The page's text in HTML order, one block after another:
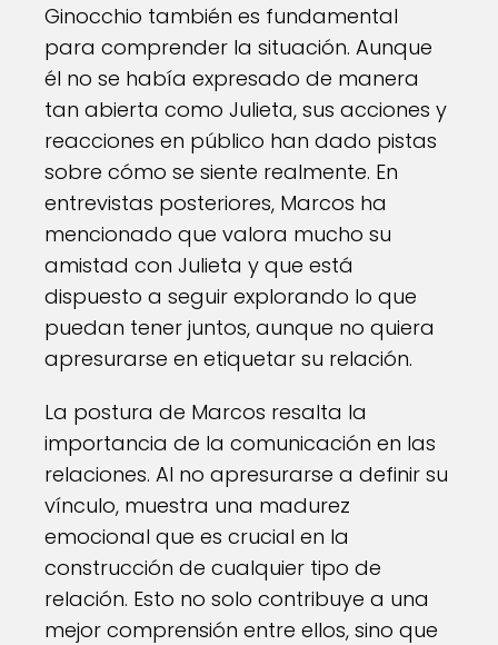
Ginocchio también es fundamental
para comprender la situación. Aunque
él no se había expresado de manera
tan abierta como Julieta, sus acciones y
reacciones en público han dado pistas
sobre cómo se siente realmente. En
entrevistas posteriores, Marcos ha
mencionado que valora mucho su
amistad con Julieta y que está
dispuesto a seguir explorando lo que
puedan tener juntos, aunque no quiera
apresurarse en etiquetar su relación.
La postura de Marcos resalta la
importancia de la comunicación en las
relaciones. Al no apresurarse a definir su
vínculo, muestra una madurez
emocional que es crucial en la
construcción de cualquier tipo de
relación. Esto no solo contribuye a una
mejor comprensión entre ellos, sino que